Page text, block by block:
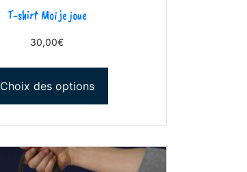
T-shirt Moi je joue
30,00€
Choix des options